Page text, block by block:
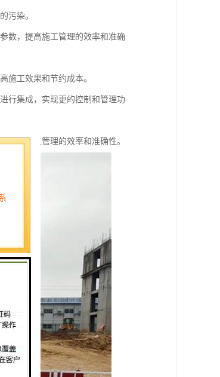
污染。
数，提高施工管理的效率和准确
施工效果和节约成本。
行集成，实现更的控制和管理功
提高施工管理的效率和准确性。